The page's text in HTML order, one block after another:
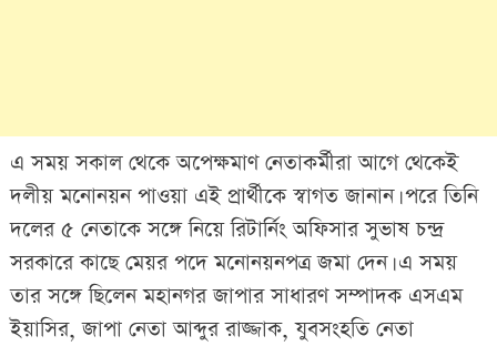
এ সময় সকাল থেকে অপেক্ষমাণ নেতাকর্মীরা আগে থেকেই
দলীয় মনোনয়ন পাওয়া এই প্রার্থীকে স্বাগত জানান। পরে তিনি
দলের ৫ নেতাকে সঙ্গে নিয়ে রিটার্নিং অফিসার সুভাষ চন্দ্র
সরকারে কাছে মেয়র পদে মনোনয়নপত্র জমা দেন। এ সময়
তার সঙ্গে ছিলেন মহানগর জাপার সাধারণ সম্পাদক এসএম
ইয়াসির, জাপা নেতা আব্দুর রাজ্জাক, যুবসংহতি নেতা